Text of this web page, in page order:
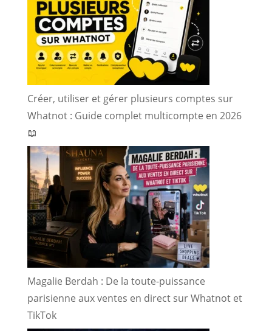
Créer, utiliser et gérer plusieurs comptes sur
Whatnot : Guide complet multicompte en 2026
📖
Magalie Berdah : De la toute-puissance
parisienne aux ventes en direct sur Whatnot et
TikTok